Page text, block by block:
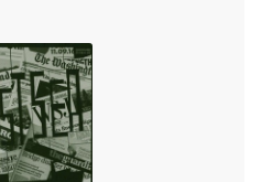
지
는 어디에 있나?